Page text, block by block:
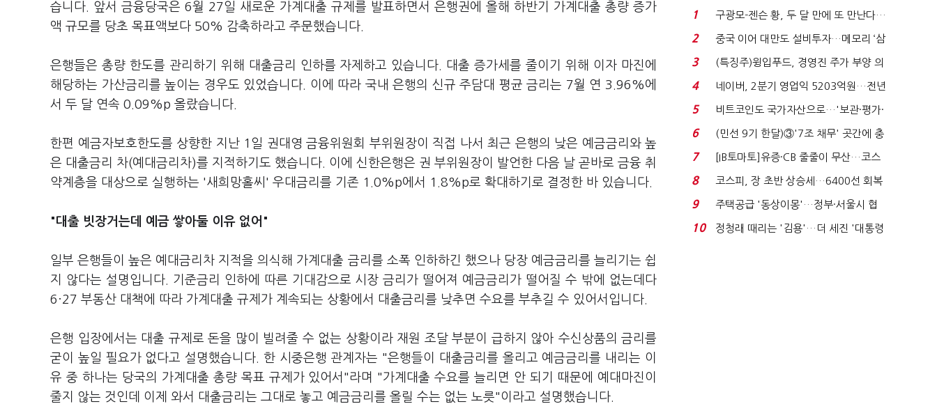
습니다. 앞서 금융당국은 6월 27일 새로운 가계대출 규제를 발표하면서 은행권에 올해 하반기 가계대출 총량 증가
액 규모를 당초 목표액보다 50% 감축하라고 주문했습니다.
은행들은 총량 한도를 관리하기 위해 대출금리 인하를 자제하고 있습니다. 대출 증가세를 줄이기 위해 이자 마진에
해당하는 가산금리를 높이는 경우도 있었습니다. 이에 따라 국내 은행의 신규 주담대 평균 금리는 7월 연 3.96%에
서 두 달 연속 0.09%p 올랐습니다.
한편 예금자보호한도를 상향한 지난 1일 권대영 금융위원회 부위원장이 직접 나서 최근 은행의 낮은 예금금리와 높
은 대출금리 차(예대금리차)를 지적하기도 했습니다. 이에 신한은행은 권 부위원장이 발언한 다음 날 곧바로 금융 취
약계층을 대상으로 실행하는 '새희망홀씨' 우대금리를 기존 1.0%p에서 1.8%p로 확대하기로 결정한 바 있습니다.
"대출 빗장거는데 예금 쌓아둘 이유 없어"
일부 은행들이 높은 예대금리차 지적을 의식해 가계대출 금리를 소폭 인하하긴 했으나 당장 예금금리를 늘리기는 쉽
지 않다는 설명입니다. 기준금리 인하에 따른 기대감으로 시장 금리가 떨어져 예금금리가 떨어질 수 밖에 없는데다
6·27 부동산 대책에 따라 가계대출 규제가 계속되는 상황에서 대출금리를 낮추면 수요를 부추길 수 있어서입니다.
은행 입장에서는 대출 규제로 돈을 많이 빌려줄 수 없는 상황이라 재원 조달 부분이 급하지 않아 수신상품의 금리를
굳이 높일 필요가 없다고 설명했습니다. 한 시중은행 관계자는 "은행들이 대출금리를 올리고 예금금리를 내리는 이
유 중 하나는 당국의 가계대출 총량 목표 규제가 있어서"라며 "가계대출 수요를 늘리면 안 되기 때문에 예대마진이
줄지 않는 것인데 이제 와서 대출금리는 그대로 놓고 예금금리를 올릴 수는 없는 노릇"이라고 설명했습니다.
1
구광모-젠슨 황, 두 달 만에 또 만난다…
로봇·AI 등 논...
2
중국 이어 대만도 설비투자…메모리 ‘삼
국전쟁’
3
(특징주)윙입푸드, 경영진 주가 부양 의
지에 상한가...
4
네이버, 2분기 영업익 5203억원…전년
비 0.2% 감소...
5
비트코인도 국가자산으로…'보관·평가·
처분' 기준은 ...
6
(민선 9기 한달)③'7조 채무' 곳간에 충
격…추미애, 20년...
7
[IB토마토]유증·CB 줄줄이 무산…코스
닥 벌점 급증에 ...
8
코스피, 장 초반 상승세…6400선 회복
시도
9
주택공급 '동상이몽'…정부·서울시 협
력 없으면 '공수표'...
10
정청래 때리는 '김용'…더 세진 '대통령